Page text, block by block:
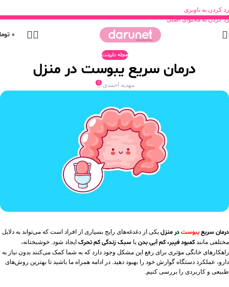
رد کردن به ناوبری
رد کردن به محتوای اصلی
0
مجله دارونت
درمان سریع یبوست در منزل
مهدیه احمدی 0
درمان سریعیبوستدر منزل یکی از دغدغه‌های رایج بسیاری از افراد است که می‌تواند به دلایل
مختلفی مانند کمبود فیبر، کم‌ آبی بدن یا سبک زندگی کم‌ تحرک ایجاد شود. خوشبختانه،
راهکارهای خانگی مؤثری برای رفع این مشکل وجود دارد که به شما کمک می‌کنند بدون نیاز به
دارو، عملکرد دستگاه گوارش خود را بهبود دهید. در ادامه همراه ما باشید تا بهترین روش‌های
طبیعی و کاربردی را بررسی کنیم.